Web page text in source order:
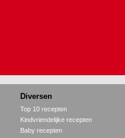
Diversen
Top 10 recepten
Kindvriendelijke recepten
Baby recepten